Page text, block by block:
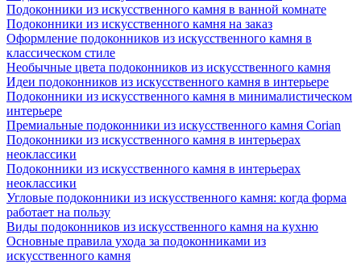
Подоконники из искусственного камня в ванной комнате
Подоконники из искусственного камня на заказ
Оформление подоконников из искусственного камня в
классическом стиле
Необычные цвета подоконников из искусственного камня
Идеи подоконников из искусственного камня в интерьере
Подоконники из искусственного камня в минималистическом
интерьере
Премиальные подоконники из искусственного камня Corian
Подоконники из искусственного камня в интерьерах
неоклассики
Подоконники из искусственного камня в интерьерах
неоклассики
Угловые подоконники из искусственного камня: когда форма
работает на пользу
Виды подоконников из искусственного камня на кухню
Основные правила ухода за подоконниками из
искусственного камня